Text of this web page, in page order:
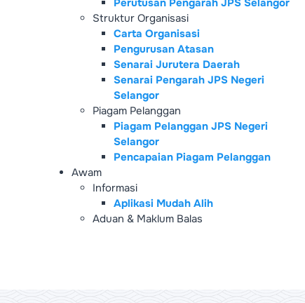
Struktur Organisasi
Carta Organisasi
Pengurusan Atasan
Senarai Jurutera Daerah
Senarai Pengarah JPS Negeri
Selangor
Piagam Pelanggan
Piagam Pelanggan JPS Negeri
Selangor
Pencapaian Piagam Pelanggan
Awam
Informasi
Aplikasi Mudah Alih
Aduan & Maklum Balas